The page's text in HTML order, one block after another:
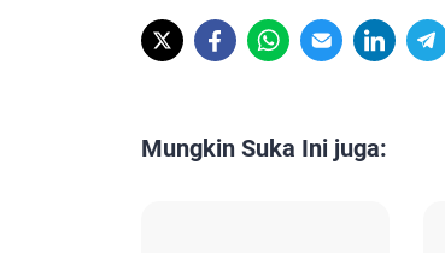
Mungkin Suka Ini juga: